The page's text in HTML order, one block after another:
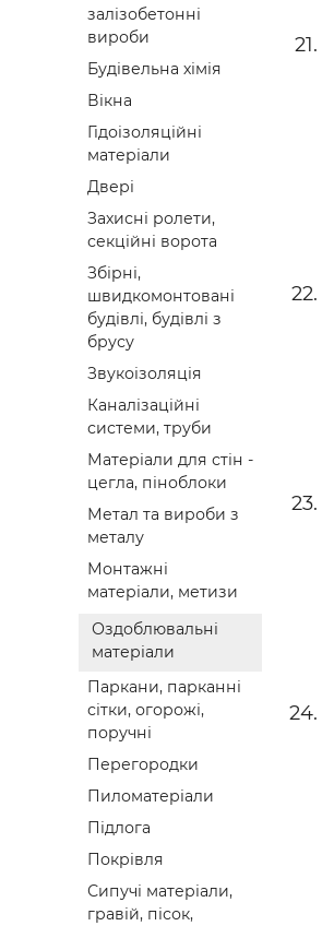
залізобетонні
вироби
Будівельна хімія
Вікна
Гідоізоляційні
матеріали
Двері
Захисні ролети,
секційні ворота
Збірні,
швидкомонтовані
будівлі, будівлі з
брусу
Звукоізоляція
Каналізаційні
системи, труби
Матеріали для стін -
цегла, піноблоки
Метал та вироби з
металу
Монтажні
матеріали, метизи
Оздоблювальні
матеріали
Паркани, парканні
сітки, огорожі,
поручні
Перегородки
Пиломатеріали
Підлога
Покрівля
Сипучі матеріали,
гравій, пісок,